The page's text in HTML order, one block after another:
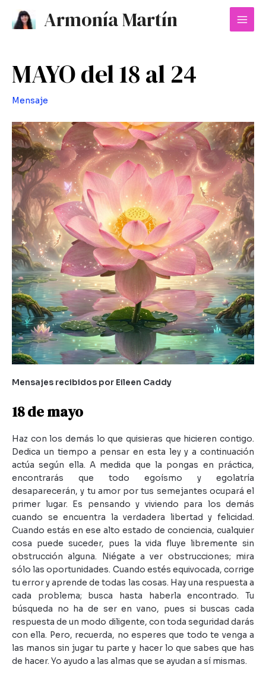
contenido
Armonía Martín
Main
MAYO del 18 al 24
Mensaje
Mensajes recibidos por Eileen Caddy
18 de mayo
Haz con los demás lo que quisieras que hicieren contigo.
Dedica un tiempo a pensar en esta ley y a continuación
actúa según ella. A medida que la pongas en práctica,
encontrarás que todo egoísmo y egolatría
desaparecerán, y tu amor por tus semejantes ocupará el
primer lugar. Es pensando y viviendo para los demás
cuando se encuentra la verdadera libertad y felicidad.
Cuando estás en ese alto estado de conciencia, cualquier
cosa puede suceder, pues la vida fluye libremente sin
obstrucción alguna. Niégate a ver obstrucciones; mira
sólo las oportunidades. Cuando estés equivocada, corrige
tu error y aprende de todas las cosas. Hay una respuesta a
cada problema; busca hasta haberla encontrado. Tu
búsqueda no ha de ser en vano, pues si buscas cada
respuesta de un modo diligente, con toda seguridad darás
con ella. Pero, recuerda, no esperes que todo te venga a
las manos sin jugar tu parte y hacer lo que sabes que has
de hacer. Yo ayudo a las almas que se ayudan a sí mismas.